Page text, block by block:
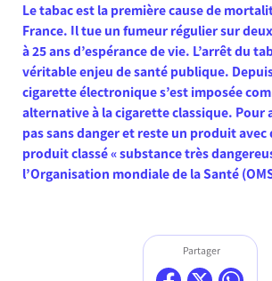
Le tabac est la première cause de
France. Il tue un fumeur régulier sur
à 25 ans d’espérance de vie. L’arrêt du
véritable enjeu de santé publique.
cigarette électronique s’est imposée
alternative à la cigarette classique. Pour
pas sans danger et reste un produit avec
produit classé « substance très
l’Organisation mondiale de la Santé
Partager